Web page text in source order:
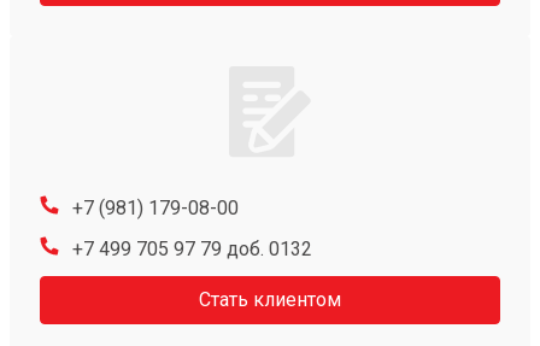
+7 (981) 179-08-00
+7 499 705 97 79 доб. 0132
Стать клиентом